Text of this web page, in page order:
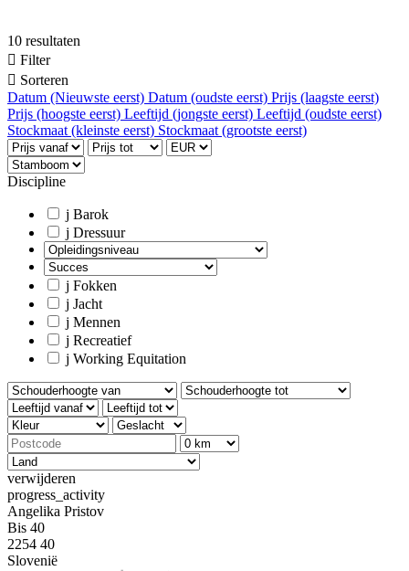
10 resultaten
 Filter
 Sorteren
Datum (Nieuwste eerst) Datum (oudste eerst) Prijs (laagste eerst)
Prijs (hoogste eerst) Leeftijd (jongste eerst) Leeftijd (oudste eerst)
Stockmaat (kleinste eerst) Stockmaat (grootste eerst)
Discipline
j Barok
j Dressuur
j Fokken
j Jacht
j Mennen
j Recreatief
j Working Equitation
verwijderen
progress_activity
Angelika Pristov
Bis 40
2254 40
Slovenië